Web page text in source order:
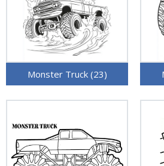
Monster Truck (23)